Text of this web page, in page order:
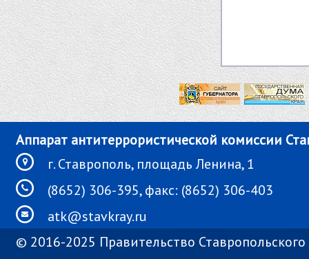
Аппарат антитеррористической комиссии
г. Ставрополь, площадь Ленина, 1
(8652) 306-395, факс: (8652) 306-403
atk@stavkray.ru
© 2016-2025 Правительство Ставропольского